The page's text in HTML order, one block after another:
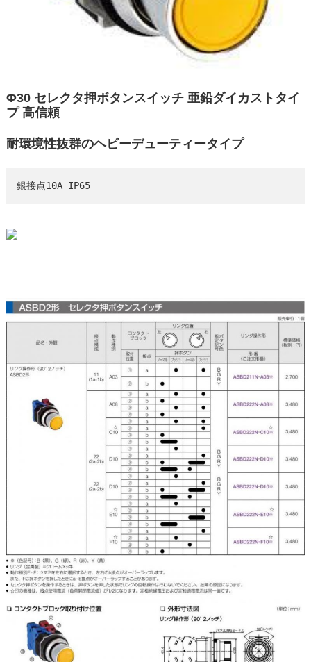
Φ30 セレクタ押ボタンスイッチ 亜鉛ダイカストタイ
プ 高信頼
耐環境性抜群のヘビーデューティータイプ
銀接点10A IP65